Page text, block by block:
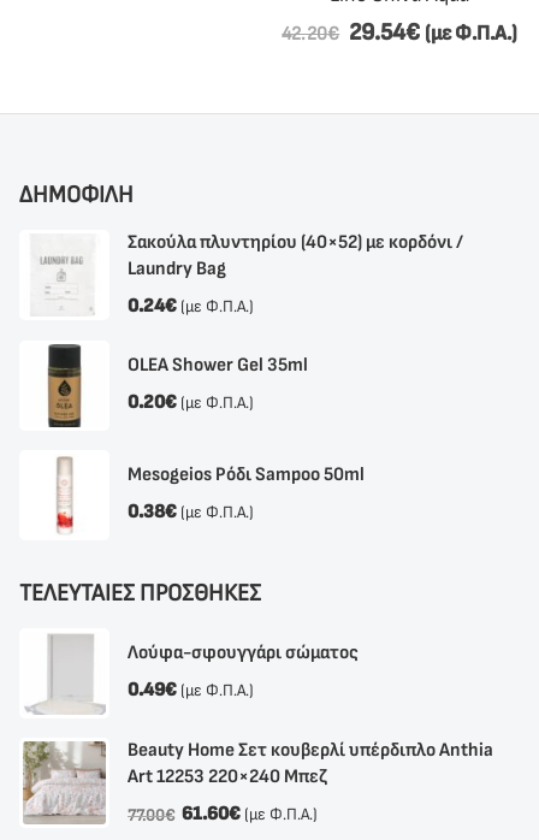
(με Φ.Π.Α.) 17.40€ 15.66€(με
ΔΗΜΟΦΙΛΗ
Σακούλα πλυντηρίου (40×52) με κορδόνι /
Laundry Bag
0.24€ (με Φ.Π.Α.)
OLEA Shower Gel 35ml
0.20€ (με Φ.Π.Α.)
Mesogeios Ρόδι Sampoo 50ml
0.38€ (με Φ.Π.Α.)
ΤΕΛΕΥΤΑΙΕΣ ΠΡΟΣΘΗΚΕΣ
Λούφα-σφουγγάρι σώματος
0.49€ (με Φ.Π.Α.)
Beauty Home Σετ κουβερλί υπέρδιπλο Anthia
Αrt 12253 220×240 Μπεζ
77.00€ 61.60€ (με Φ.Π.Α.)